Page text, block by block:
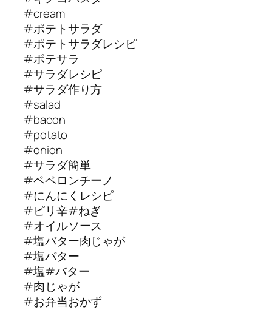
#cream
#ポテトサラダ
#ポテトサラダレシピ
#ポテサラ
#サラダレシピ
#サラダ作り方
#salad
#bacon
#potato
#onion
#サラダ簡単
#ペペロンチーノ
#にんにくレシピ
#ピリ辛#ねぎ
#オイルソース
#塩バター肉じゃが
#塩バター
#塩#バター
#肉じゃが
#お弁当おかず